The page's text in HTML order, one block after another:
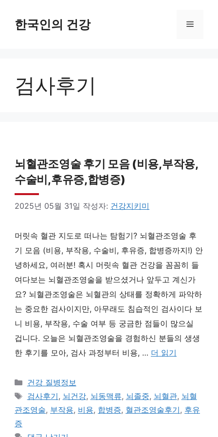
한국인의 건강 메
검사후기
뇌혈관조영술 후기 모음 (비용,부작용,
수술비,후유증,합병증)
2025년 05월 31일 작성자: 건강지키미
머릿속 혈관 지도로 떠나는 탐험기? 뇌혈관조영술 후
기 모음 (비용, 부작용, 수술비, 후유증, 합병증까지!) 안
녕하세요, 여러분! 혹시 머릿속 혈관 건강을 꼼꼼히 들
여다보는 뇌혈관조영술을 받으셨거나 앞두고 계신가
요? 뇌혈관조영술은 뇌혈관의 상태를 정확하게 파악하
는 중요한 검사이지만, 아무래도 침습적인 검사이다 보
니 비용, 부작용, 수술 여부 등 궁금한 점들이 많으실
겁니다. 오늘은 뇌혈관조영술을 경험하신 분들의 생생
한 후기를 모아, 검사 과정부터 비용, … 더 읽기
카
테
고
리
건강 질병정보
태
그
검사후기, 뇌건강, 뇌동맥류, 뇌졸중, 뇌혈관, 뇌혈
관조영술, 부작용, 비용, 합병증, 혈관조영술후기, 후유
증